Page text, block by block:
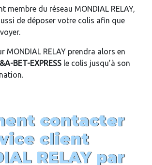
membre du réseau MONDIAL RELAY,
de déposer votre colis afin que
MONDIAL RELAY prendra alors en
BET-EXPRESS le colis jusqu’à son
contacter
client
RELAY par